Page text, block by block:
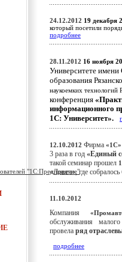
"1С:Предприятие"
24.12.2012 19 декабря
который посетили
подробнее
28.11.2012 16 ноября
Университете
образования
наукоемких технологий
конференция
информационного
1С: Университет».
12.10.2012 Фирма «1С»
3 раза в год «Единый
такой семинар прошел
«Ловеч», где
11.10.2012
Компания
обслуживания
провела ряд
подробнее